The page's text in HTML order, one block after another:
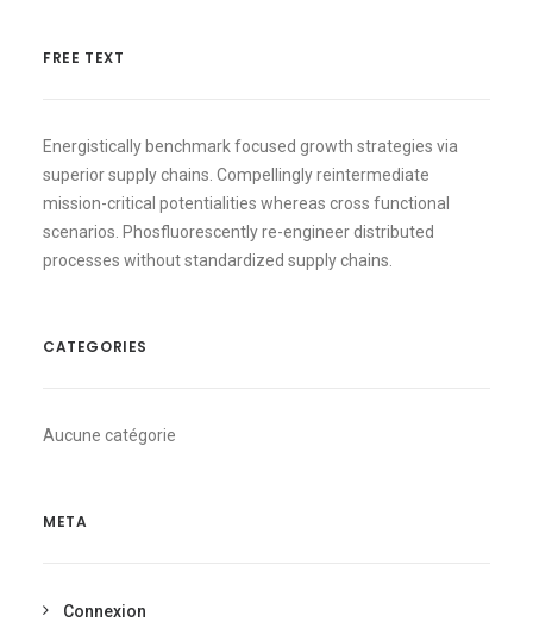
FREE TEXT
Energistically benchmark focused growth strategies via
superior supply chains. Compellingly reintermediate
mission-critical potentialities whereas cross functional
scenarios. Phosfluorescently re-engineer distributed
processes without standardized supply chains.
CATEGORIES
Aucune catégorie
META
Connexion